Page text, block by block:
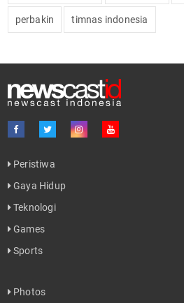
perbakin timnas indonesia
Peristiwa
Gaya Hidup
Teknologi
Games
Sports
Photos